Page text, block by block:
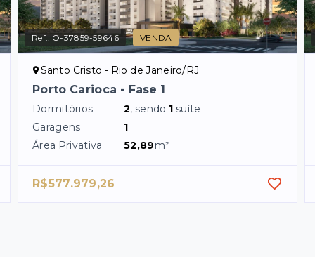
Ref.: O-37859-59646 VENDA
Santo Cristo - Rio de Janeiro/RJ
Porto Carioca - Fase 1
Dormitórios 2, sendo 1 suíte
Garagens
1
Área Privativa
52,89m²
R$577.979,26